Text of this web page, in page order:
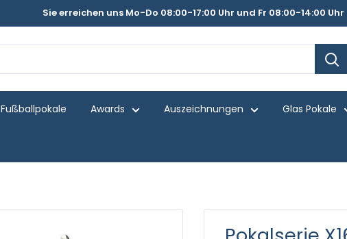
Sie erreichen uns Mo-Do 08:00-17:00 Uhr und Fr 08:00-14:00 Uhr
Fußballpokale Awards Auszeichnungen Glas Pokale